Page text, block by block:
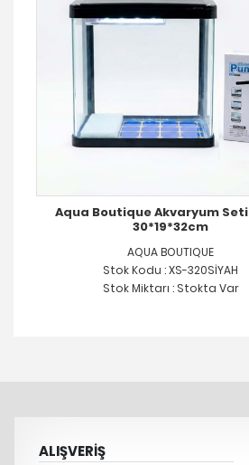
Aqua Boutique Akvaryum
30*19*32cm
AQUA BOUTIQUE
Stok Kodu : XS-320SİYAH
Stok Miktarı : Stokta Var
ALIŞVERİŞ